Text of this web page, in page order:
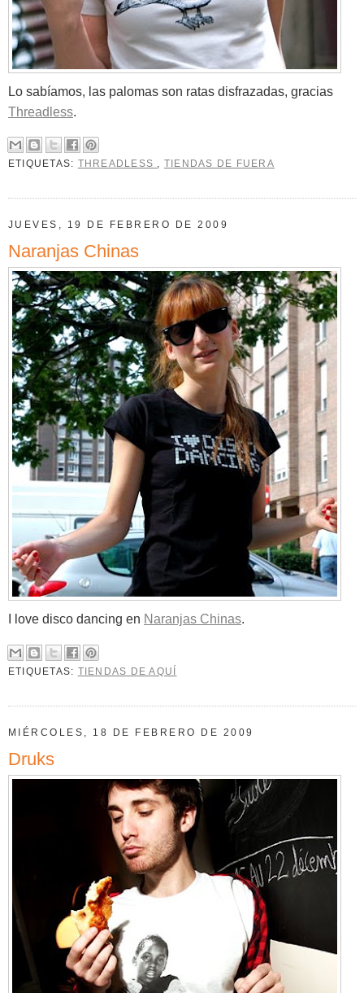
Lo sabíamos, las palomas son ratas disfrazadas, gracias
Threadless.
ETIQUETAS: THREADLESS , TIENDAS DE FUERA
JUEVES, 19 DE FEBRERO DE 2009
Naranjas Chinas
I love disco dancing en Naranjas Chinas.
ETIQUETAS: TIENDAS DE AQUÍ
MIÉRCOLES, 18 DE FEBRERO DE 2009
Druks